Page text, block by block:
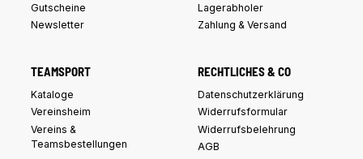
Gutscheine
Newsletter
Lagerabholer
Zahlung & Versand
TEAMSPORT
Kataloge
Vereinsheim
Vereins &
Teamsbestellungen
RECHTLICHES & CO
Datenschutzerklärung
Widerrufsformular
Widerrufsbelehrung
AGB